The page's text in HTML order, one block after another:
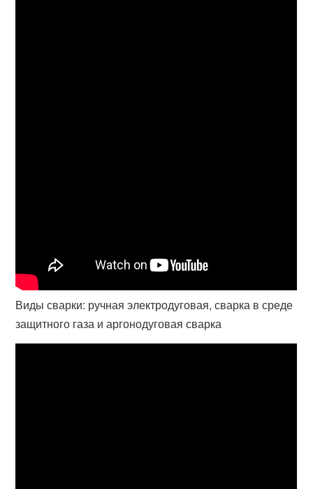
Виды сварки: ручная электродуговая, сварка в среде
защитного газа и аргонодуговая сварка